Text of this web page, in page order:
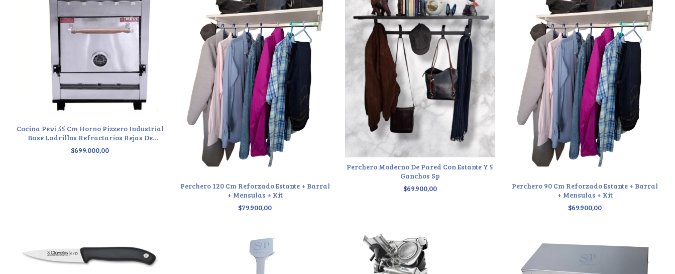
Cocina Pevi 55 Cm Horno Pizzero Industrial
Base Ladrillos Refractarios Rejas De
Fundición
$699.000,00
Perchero 120 Cm Reforzado Estante + Barral
+ Mensulas + Kit
$79.900,00
Perchero Moderno De Pared Con Estante Y 5
Ganchos Sp
$69.900,00
Perchero 90 Cm Reforzado Estante + Barral
+ Mensulas + Kit
$69.900,00